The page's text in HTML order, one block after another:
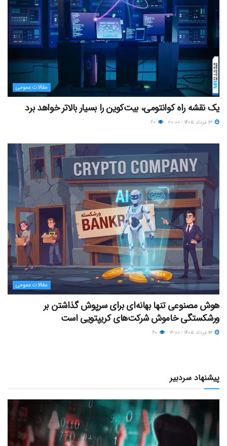
مقالات عمومی
یک نقشه راه کوانتومی، بیت‌کوین را بسیار بالاتر خواهد برد
مقالات عمومی
هوش مصنوعی تنها بهانه‌ای برای سرپوش گذاشتن بر
ورشکستگی خاموش شرکت‌های کریپتویی است
پیشنهاد سردبیر